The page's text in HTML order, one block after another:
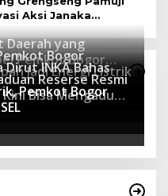
Aksi Janaka
Adiwiyata
Daerah yang
Pemkot Bogor
Bogor
Jadi Energi Listrik
INKA Bahas
Reserse Resmi
Bisa Mengadu
Pemkot Bogor